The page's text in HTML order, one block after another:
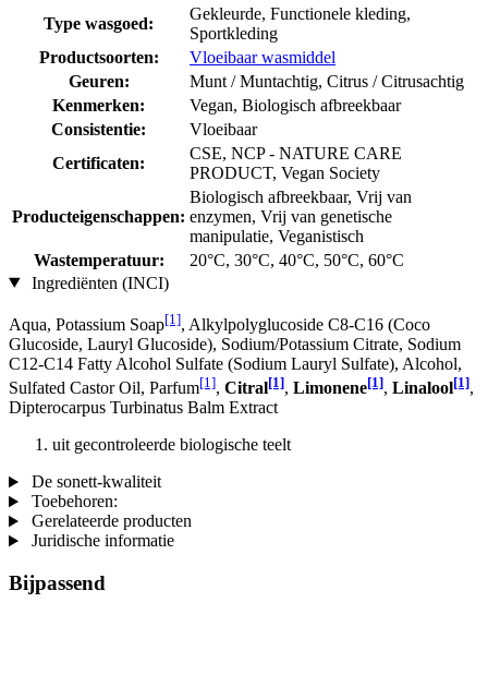
Type wasgoed:
Gekleurde, Functionele kleding,
Sportkleding
Productsoorten:
Vloeibaar wasmiddel
Geuren:
Munt / Muntachtig, Citrus / Citrusachtig
Kenmerken:
Vegan, Biologisch afbreekbaar
Consistentie:
Vloeibaar
Certificaten:
CSE, NCP - NATURE CARE
PRODUCT, Vegan Society
Producteigenschappen:
Biologisch afbreekbaar, Vrij van
enzymen, Vrij van genetische
manipulatie, Veganistisch
Wastemperatuur:
20°C, 30°C, 40°C, 50°C, 60°C
Ingrediënten (INCI)
Aqua, Potassium Soap[1], Alkylpolyglucoside C8-C16 (Coco
Glucoside, Lauryl Glucoside), Sodium/Potassium Citrate, Sodium
C12-C14 Fatty Alcohol Sulfate (Sodium Lauryl Sulfate), Alcohol,
Sulfated Castor Oil, Parfum[1], Citral[1], Limonene[1], Linalool[1],
Dipterocarpus Turbinatus Balm Extract
uit gecontroleerde biologische teelt
De sonett-kwaliteit
Toebehoren:
Gerelateerde producten
Juridische informatie
Bijpassend